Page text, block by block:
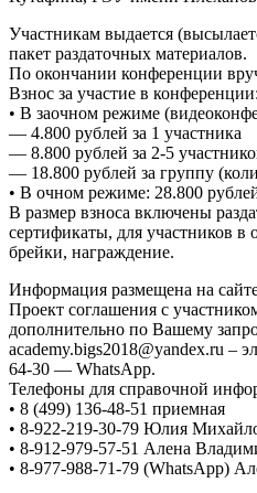
Участникам выдается
пакет раздаточных материалов.
По окончании конференции
Взнос за участие в конференции:
• В заочном режиме
— 4.800 рублей за 1 участника
— 8.800 рублей за 2-5
— 18.800 рублей за группу
• В очном режиме: 28.800
В размер взноса включены
сертификаты, для участников
брейки, награждение.
Информация размещена на
Проект соглашения с
дополнительно по Вашему
academy.bigs2018@yandex.ru –
64-30 — WhatsApp.
Телефоны для справочной
• 8 (499) 136-48-51 приемная
• 8-922-219-30-79 Юлия
• 8-912-979-57-51 Алена
• 8-977-988-71-79 (WhatsApp)